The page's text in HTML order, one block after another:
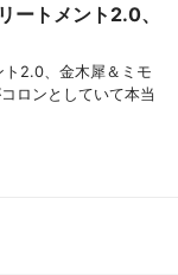
ートメント2.0、
2.0、金木犀＆ミモ
ロンとしていて本当